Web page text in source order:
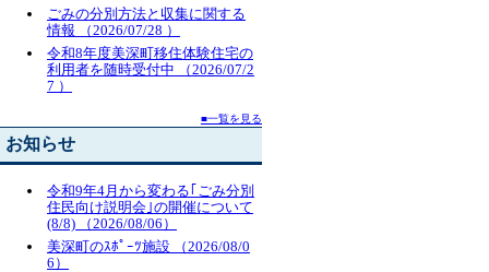
ごみの分別方法と収集に関する
情報
（2026/07/28 ）
令和8年度美深町移住体験住宅の
利用者を随時受付中
（2026/07/2
7 ）
■一覧を見る
お知らせ
令和9年4月から変わる｢ごみ分別
住民向け説明会｣の開催について
(8/8) （2026/08/06）
美深町のｽﾎﾟｰﾂ施設 （2026/08/0
6）